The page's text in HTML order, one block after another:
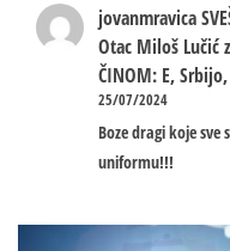
jovanmravica
Otac Miloš Lučić
ČINOM: E,
25/07/2024
Boze dragi koje
uniformu!!!